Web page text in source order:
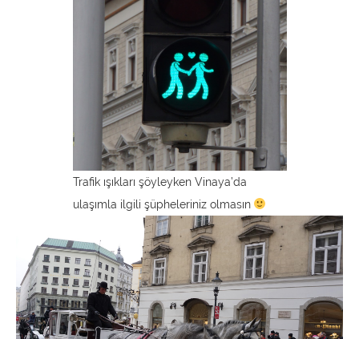
Trafik ışıkları şöyleyken Vinaya’da
ulaşımla ilgili şüpheleriniz olmasın